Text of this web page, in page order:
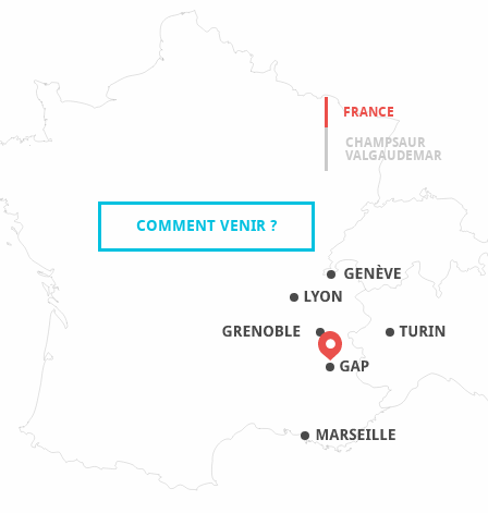
FRANCE
CHAMPSAUR
VALGAUDEMAR
COMMENT VENIR ?